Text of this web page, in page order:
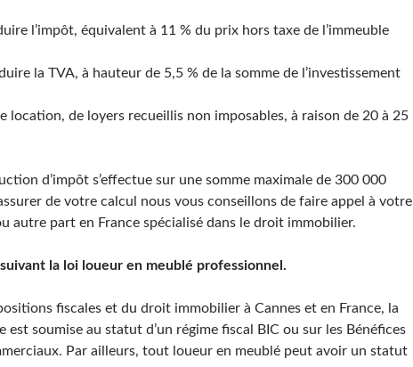
l’impôt, équivalent à 11 % du prix hors taxe de l’immeuble
la TVA, à hauteur de 5,5 % de la somme de l’investissement
location, de loyers recueillis non imposables, à raison de 20 à 25
d’impôt s’effectue sur une somme maximale de 300 000
de votre calcul nous vous conseillons de faire appel à votre
autre part en France spécialisé dans le droit immobilier.
la loi loueur en meublé professionnel.
fiscales et du droit immobilier à Cannes et en France, la
est soumise au statut d’un régime fiscal BIC ou sur les Bénéfices
Par ailleurs, tout loueur en meublé peut avoir un statut